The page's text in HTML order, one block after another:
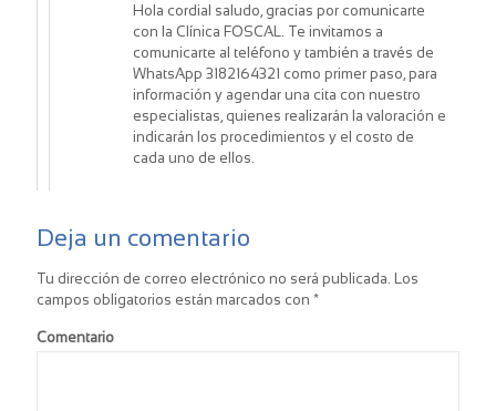
Hola cordial saludo, gracias por comunicarte
con la Clínica FOSCAL. Te invitamos a
comunicarte al teléfono y también a través de
WhatsApp 3182164321 como primer paso, para
información y agendar una cita con nuestro
especialistas, quienes realizarán la valoración e
indicarán los procedimientos y el costo de
cada uno de ellos.
Deja un comentario
Tu dirección de correo electrónico no será publicada. Los
campos obligatorios están marcados con *
Comentario